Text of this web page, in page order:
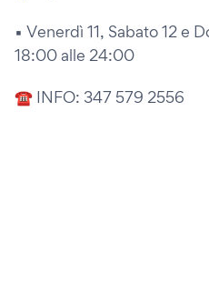
▪️ Venerdì 11, Sabato 12 e
18:00 alle 24:00
☎️ INFO: 347 579 2556